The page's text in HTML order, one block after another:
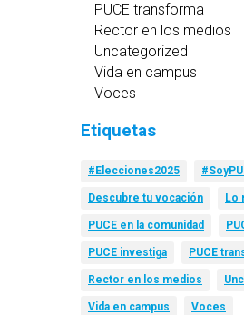
PUCE transforma
Rector en los medios
Uncategorized
Vida en campus
Voces
Etiquetas
#Elecciones2025
Descubre tu vocación Lo
PUCE en la comunidad
PUCE investiga PUCE
Rector en los medios
Vida en campus Voces